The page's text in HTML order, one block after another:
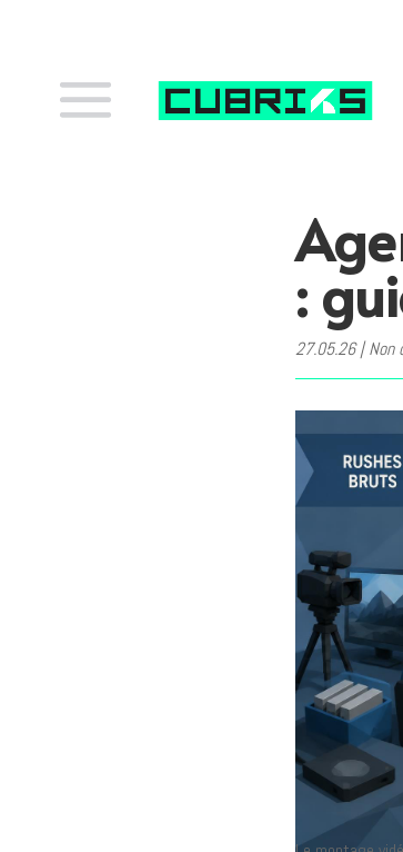
:
27.05.26|Non